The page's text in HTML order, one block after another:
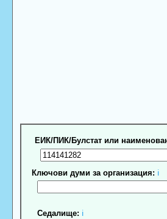
ЕИК/ПИК/Булстат или
Ключови думи за организация: ℹ
Седалище: ℹ